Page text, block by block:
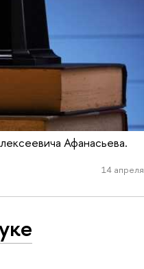
Афанасьева.
14 апреля